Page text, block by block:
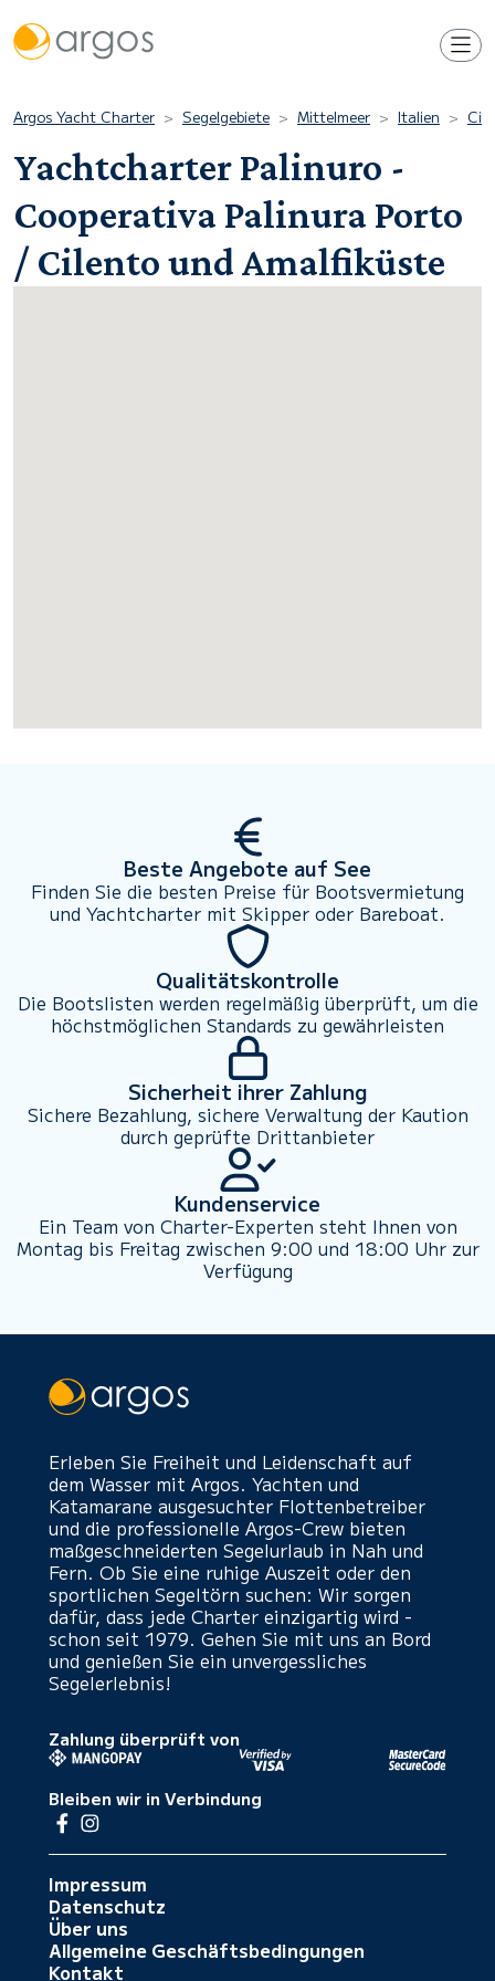
Argos Yacht Charter Segelgebiete Mittelmeer Italien
Yachtcharter Palinuro -
Cooperativa Palinura Porto
/ Cilento und Amalfiküste
Beste Angebote auf See
Finden Sie die besten Preise für Bootsvermietung
und Yachtcharter mit Skipper oder Bareboat.
Qualitätskontrolle
Die Bootslisten werden regelmäßig überprüft, um die
höchstmöglichen Standards zu gewährleisten
Sicherheit ihrer Zahlung
Sichere Bezahlung, sichere Verwaltung der Kaution
durch geprüfte Drittanbieter
Kundenservice
Ein Team von Charter-Experten steht Ihnen von
Montag bis Freitag zwischen 9:00 und 18:00 Uhr zur
Verfügung
Erleben Sie Freiheit und Leidenschaft auf
dem Wasser mit Argos. Yachten und
Katamarane ausgesuchter Flottenbetreiber
und die professionelle Argos-Crew bieten
maßgeschneiderten Segelurlaub in Nah und
Fern. Ob Sie eine ruhige Auszeit oder den
sportlichen Segeltörn suchen: Wir sorgen
dafür, dass jede Charter einzigartig wird -
schon seit 1979. Gehen Sie mit uns an Bord
und genießen Sie ein unvergessliches
Segelerlebnis!
Zahlung überprüft von
Bleiben wir in Verbindung
Impressum
Datenschutz
Über uns
Allgemeine Geschäftsbedingungen
Kontakt